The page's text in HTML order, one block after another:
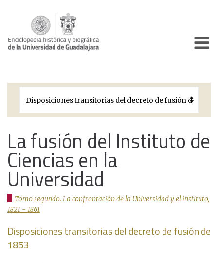
Períodos Históricos
Galería
Documentos institucionales
La fusión del Instituto de
Ciencias en la
Universidad
Tomo segundo. La confrontación de la Universidad y el instituto,
1821 - 1861
Disposiciones transitorias del decreto de fusión de
1853